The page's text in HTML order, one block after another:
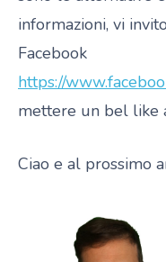
informazioni, vi
Facebook
https://
mettere un bel like
Ciao e al prossimo